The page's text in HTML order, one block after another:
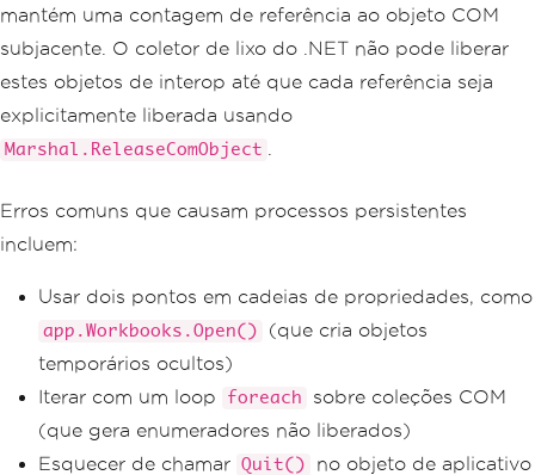
mantém uma contagem de referência ao objeto COM
subjacente. O coletor de lixo do .NET não pode liberar
estes objetos de interop até que cada referência seja
explicitamente liberada usando
Marshal.ReleaseComObject
Erros comuns que causam processos persistentes
incluem:
Usar dois pontos em cadeias de propriedades, como
app.Workbooks.Open()
(que cria objetos
temporários ocultos)
Iterar com um loop
foreach
sobre coleções COM
(que gera enumeradores não liberados)
Esquecer de chamar Quit()
no objeto de aplicativo